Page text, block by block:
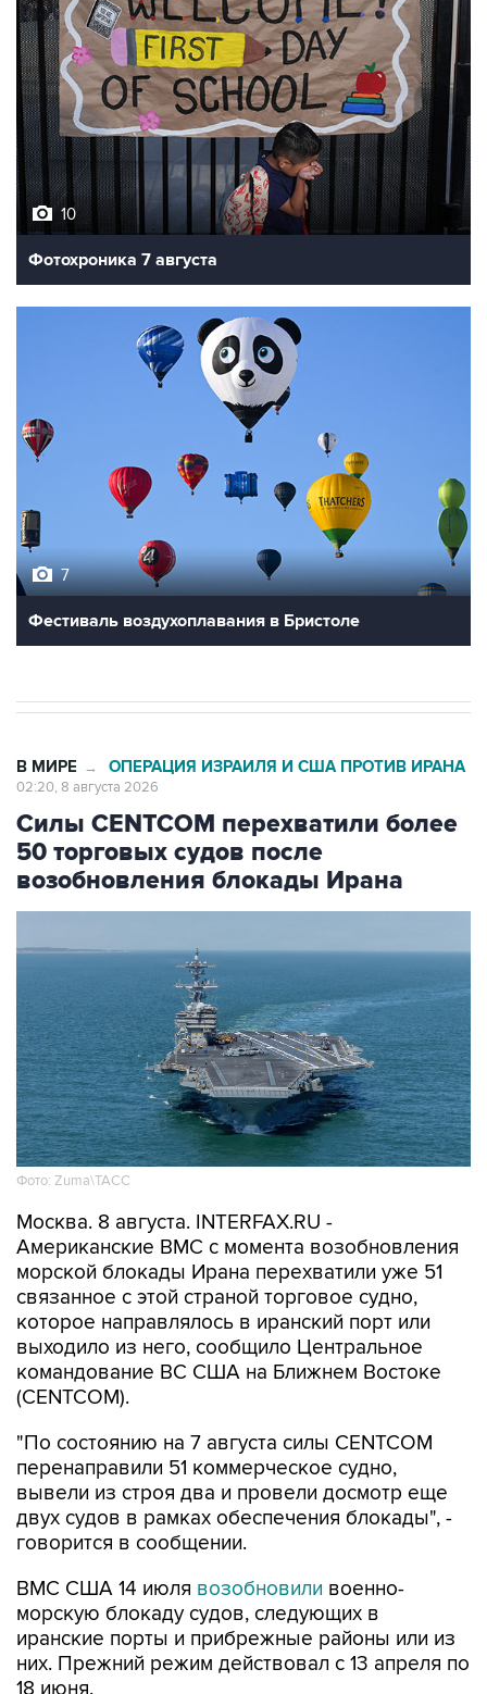
10
Фотохроника 7 августа
Фестиваль воздухоплавания в Бристоле
Силы CENTCOM перехватили более
50 торговых судов после
возобновления блокады Ирана
Фото: Zuma\ТАСС
Москва. 8 августа. INTERFAX.RU -
морской блокады Ирана перехватили уже 51
связанное с этой страной торговое судно,
которое направлялось в иранский порт или
выходило из него, сообщило Центральное
командование ВС США на Ближнем Востоке
(CENTCOM).
"По состоянию на 7 августа силы CENTCOM
вывели из строя два и провели досмотр еще
двух судов в рамках обеспечения блокады", -
говорится в сообщении.
ВМС США 14 июлявозобновили
иранские порты и прибрежные районы или из
них. Прежний режим действовал с 13 апреля по
18 июня.